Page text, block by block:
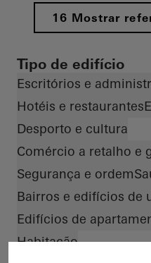
16 Mostrar
Tipo de edifício
Escritórios e
Hotéis e restaurantes
Desporto e cultura
Comércio a retalho e
Segurança e ordem
Bairros e edifícios de
Edifícios de
Habitação